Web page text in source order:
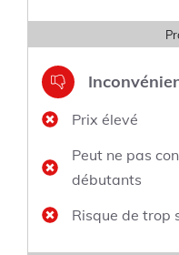
Prix élevé
Peut ne pas
débutants
Risque de trop